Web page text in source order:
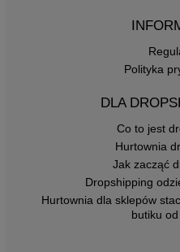
Polityka
DLA
Co to jest
Hurtownia
Jak zacząć
Dropshipping
Hurtownia dla sklepów
butiku